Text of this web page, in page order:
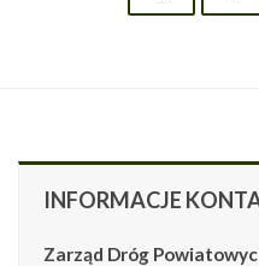
INFORMACJE
Zarząd Dróg